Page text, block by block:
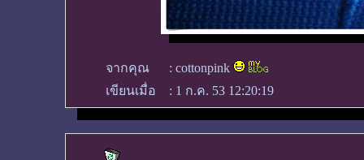
จากคุณ : cottonpink
เขียนเมื่อ
: 1 ก.ค. 53 12:20:19